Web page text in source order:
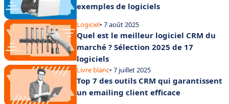
exemples de logiciels
Logiciel• 7 août 2025
Quel est le meilleur logiciel CRM du
marché ? Sélection 2025 de 17
logiciels
Livre blanc• 7 juillet 2025
Top 7 des outils CRM qui garantissent
un emailing client efficace